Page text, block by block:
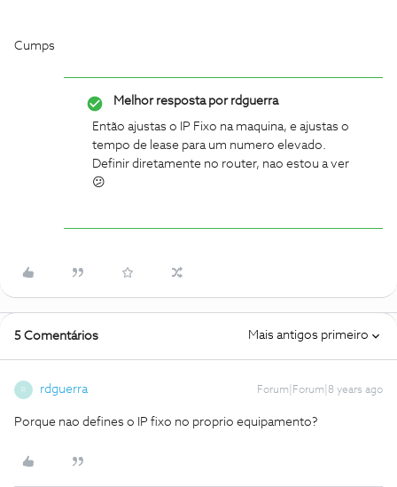
Cumps
Melhor resposta porrdguerra
Então ajustas o IP Fixo na maquina, e ajustas o
tempo de lease para um numero elevado.
Definir diretamente no router, nao estou a ver
😕
5 Comentários Mais antigos primeiro
R rdguerra Forum|Forum|8 years ago
Porque nao defines o IP fixo no proprio equipamento?